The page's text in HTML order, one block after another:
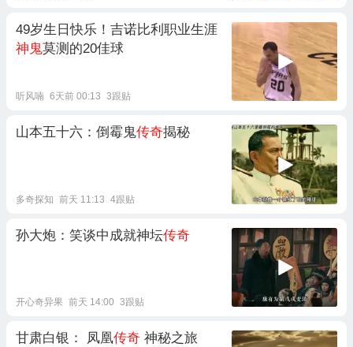
49岁生日快乐！吉诺比利职业生涯
神鬼莫测的20佳球
听风喃 6天前 00:13 3跟贴
山本五十六：倒霉鬼传奇揭秘
多奇探知 前天 11:13 4跟贴
孙大炮：笑谈中成就神坛传奇
开心奇异果 前天 14:00 3跟贴
甘肃白银： 凤凰传奇 神秘之旅